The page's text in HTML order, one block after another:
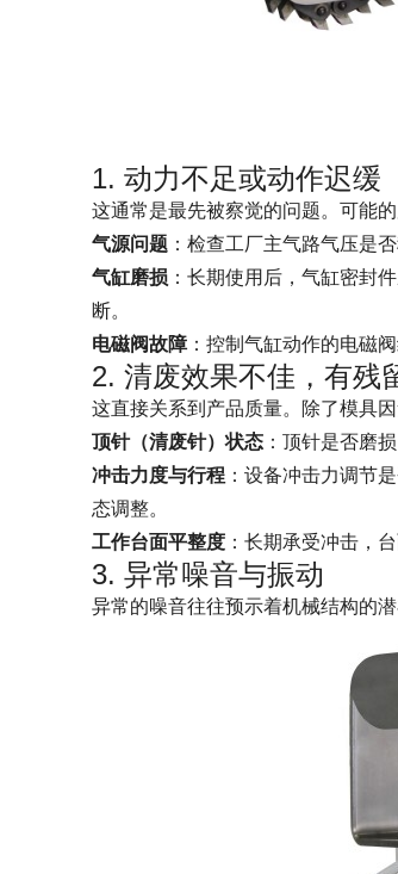
1. 动力不足或动作迟缓
这通常是最先被察觉的问题。可能的
气源问题 ：检查工厂主气路气压是
气缸磨损 ：长期使用后，气缸密封
断。
电磁阀故障：控制气缸动作的电磁
2. 清废效果不佳，有残
这直接关系到产品质量。除了模具
顶针（清废针）状态 ：顶针是否磨
冲击力度与行程 ：设备冲击力调节
态调整。
工作台面平整度 ：长期承受冲击，
3. 异常噪音与振动
异常的噪音往往预示着机械结构的潜